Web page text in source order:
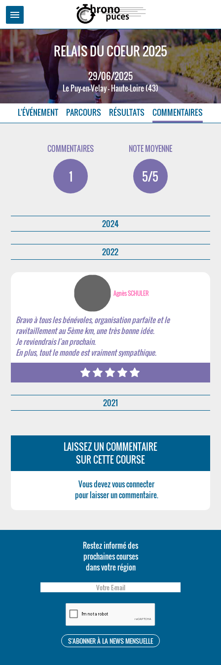
menu
RELAIS DU COEUR 2025
29/06/2025
Le Puy-en-Velay - Haute-Loire (43)
L'ÉVÉNEMENT PARCOURS RÉSULTATS COMMENTAIRES
COMMENTAIRES
1
NOTE MOYENNE
5/5
2024
2022
Agnès SCHULER
Bravo à tous les bénévoles, organisation parfaite et le
ravitaillement au 5ème km, une très bonne idée.
Je reviendrais l'an prochain.
En plus, tout le monde est vraiment sympathique.
2021
LAISSEZ UN COMMENTAIRE
SUR CETTE COURSE
Vous devez vous connecter
pour laisser un commentaire.
Restez informé des
prochaines courses
dans votre région